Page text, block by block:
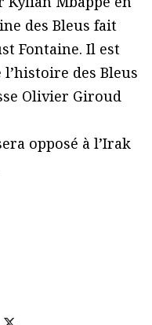
des Bleus fait
Fontaine. Il est
des Bleus
Olivier Giroud
opposé à l’Irak